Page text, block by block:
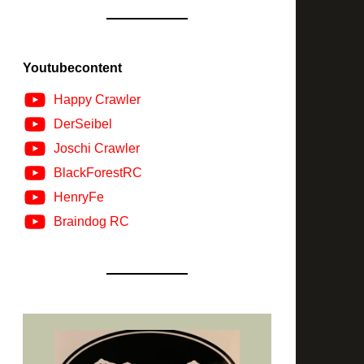
Youtubecontent
Happy Crawler
DerSeibel
Joschi Crawler
BlackForestRC
HenryFe
Braindog RC